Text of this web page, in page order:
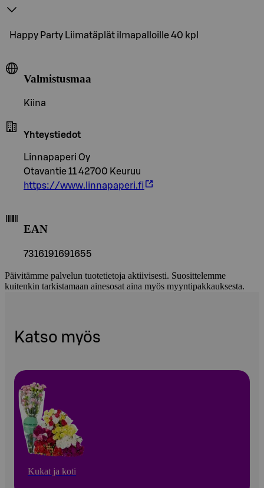
Happy Party Liimatäplät ilmapalloille 40 kpl
Valmistusmaa
Kiina
Yhteystiedot
Linnapaperi Oy
Otavantie 11 42700 Keuruu
https://www.linnapaperi.fi
EAN
7316191691655
Päivitämme palvelun tuotetietoja aktiivisesti. Suosittelemme
kuitenkin tarkistamaan ainesosat aina myös myyntipakkauksesta.
Katso myös
Kukat ja koti